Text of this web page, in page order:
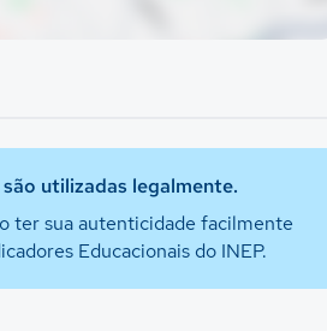
utilizadas legalmente.
ter sua autenticidade facilmente
Educacionais do INEP.